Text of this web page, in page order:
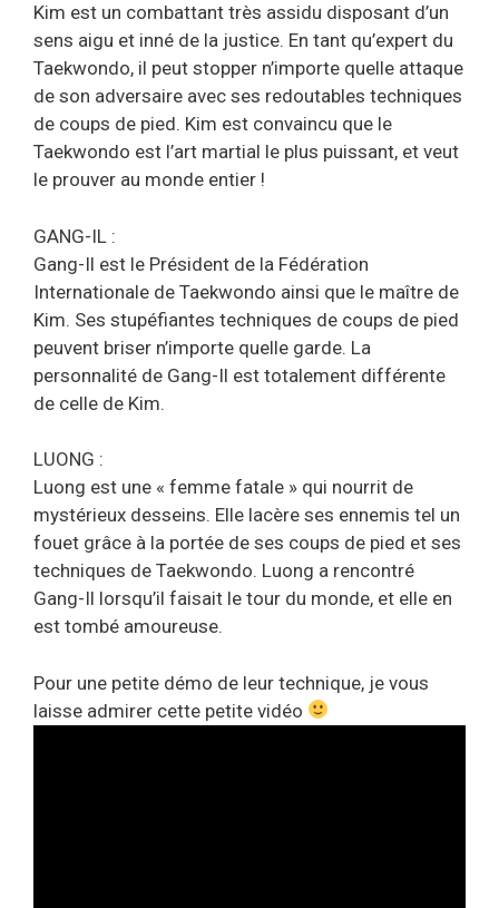
Kim est un combattant très assidu disposant d’un
sens aigu et inné de la justice. En tant qu’expert du
Taekwondo, il peut stopper n’importe quelle attaque
de son adversaire avec ses redoutables techniques
de coups de pied. Kim est convaincu que le
Taekwondo est l’art martial le plus puissant, et veut
le prouver au monde entier !
GANG-IL :
Gang-Il est le Président de la Fédération
Internationale de Taekwondo ainsi que le maître de
Kim. Ses stupéfiantes techniques de coups de pied
peuvent briser n’importe quelle garde. La
personnalité de Gang-Il est totalement différente
de celle de Kim.
LUONG :
Luong est une « femme fatale » qui nourrit de
mystérieux desseins. Elle lacère ses ennemis tel un
fouet grâce à la portée de ses coups de pied et ses
techniques de Taekwondo. Luong a rencontré
Gang-Il lorsqu’il faisait le tour du monde, et elle en
est tombé amoureuse.
Pour une petite démo de leur technique, je vous
laisse admirer cette petite vidéo